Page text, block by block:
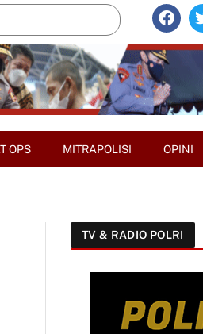
OPS MITRAPOLISI OPINI
TV & RADIO POLRI